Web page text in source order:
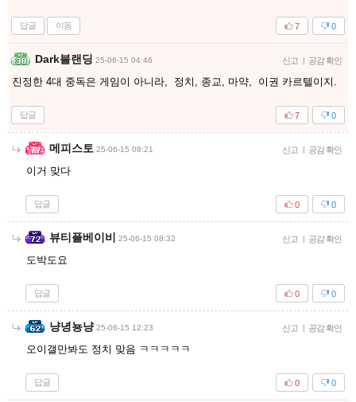
답글 이동 0
7
Dark블랜딩 25-06-15 04:46 신고 공감 확인
진정한 4대 중독은 게임이 아니라, 정치, 종교, 마약, 이권 카르텔이지.
답글 0
7
메피스토 25-06-15 08:21 신고 공감 확인
이거 맞다
답글 0
0
뷰티플베이비 25-06-15 08:32 신고 공감 확인
도박도요
답글 0
0
냥녕뇽냥 25-06-15 12:23 신고 공감 확인
오이갤만봐도 정치 맞음 ㅋㅋㅋㅋㅋ
답글 0
0